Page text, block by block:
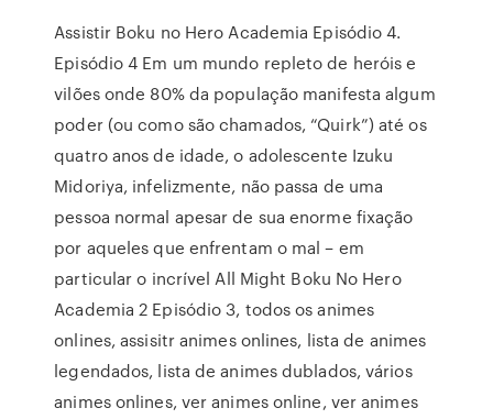
Assistir Boku no Hero Academia Episódio 4.
Episódio 4 Em um mundo repleto de heróis e
vilões onde 80% da população manifesta algum
poder (ou como são chamados, “Quirk”) até os
quatro anos de idade, o adolescente Izuku
Midoriya, infelizmente, não passa de uma
pessoa normal apesar de sua enorme fixação
por aqueles que enfrentam o mal – em
particular o incrível All Might Boku No Hero
Academia 2 Episódio 3, todos os animes
onlines, assisitr animes onlines, lista de animes
legendados, lista de animes dublados, vários
animes onlines, ver animes online, ver animes